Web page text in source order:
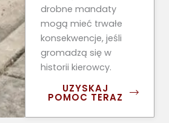
drobne mandaty
mogą mieć trwałe
konsekwencje, jeśli
gromadzą się w
historii kierowcy.
UZYSKAJ
POMOC TERAZ